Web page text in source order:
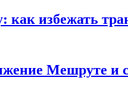
избежать
Мешруте и